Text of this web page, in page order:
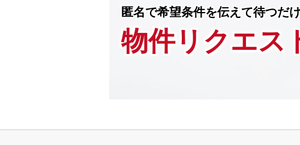
匿名で希望条件を伝えて待つだけ
物件リクエス